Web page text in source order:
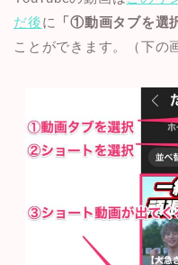
だ後に 「①動画タブを選
ことができます。（下の